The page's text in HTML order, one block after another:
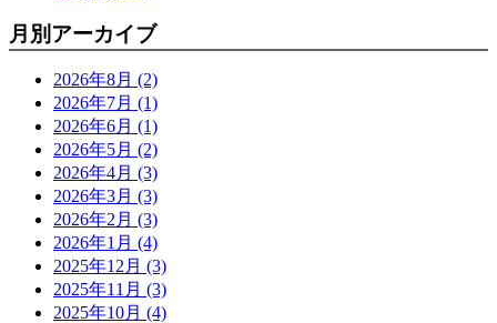
月別アーカイブ
2026年8月 (2)
2026年7月 (1)
2026年6月 (1)
2026年5月 (2)
2026年4月 (3)
2026年3月 (3)
2026年2月 (3)
2026年1月 (4)
2025年12月 (3)
2025年11月 (3)
2025年10月 (4)